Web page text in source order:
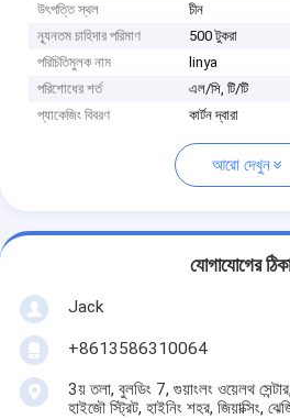
উৎপত্তি স্থল
চীন
ন্যূনতম চাহিদার পরিমাণ
500 টুকরা
পরিচিতিমুলক নাম
linya
পরিশোধের শর্ত
এল/সি, টি/টি
প্যাকেজিং বিবরণ
কার্টন দ্বারা
আরো দেখুন
যোগাযোগের
Jack
+8613586310064
3য় তলা, বুলডিং 7, গুয়াংলং ওয়েলথ
হাইজৌ স্ট্রিট, হাইনিং শহর, জিয়াক্সিং,